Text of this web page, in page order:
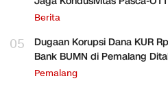
Berita
05
Dugaan Korupsi Dana KUR
Bank BUMN di Pemalang
Pemalang